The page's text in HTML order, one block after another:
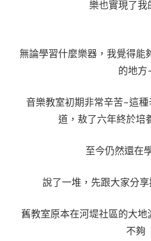
樂也實現了我
無論學習什麼樂器，我覺得能
的地方
音樂教室初期非常辛苦~這
道，敖了六年終於培
至今仍然還在
說了一堆，先跟大家分
舊教室原本在河堤社區的大
不夠